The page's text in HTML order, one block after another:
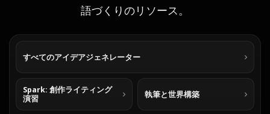
語づくりのリソース。
すべてのアイデアジェネレーター
Spark: 創作ライティング
演習
執筆と世界構築